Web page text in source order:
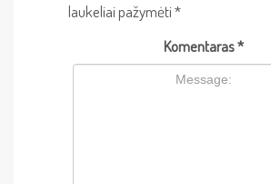
laukeliai pažymėti*
Komentaras*